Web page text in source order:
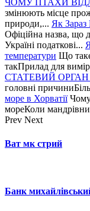
ЧОМУ ПТАХИ
змінюють місце
природи,... Як Зараз
Офіційна назва, що
Україні податкові...
температури Що
такПрилад для
СТАТЕВИЙ ОРГАН
головні
море в Хорватії
мореКоли
Prev Next
Ват мк стрий
Банк